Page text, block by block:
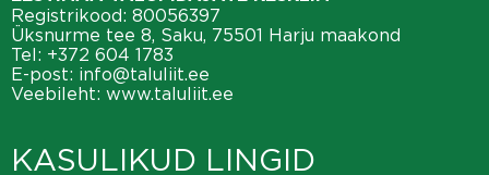
Registrikood: 80056397
Üksnurme tee 8, Saku, 75501 Harju maakond
Tel: +372 604 1783
E-post: info@taluliit.ee
Veebileht: www.taluliit.ee
KASULIKUD LINGID